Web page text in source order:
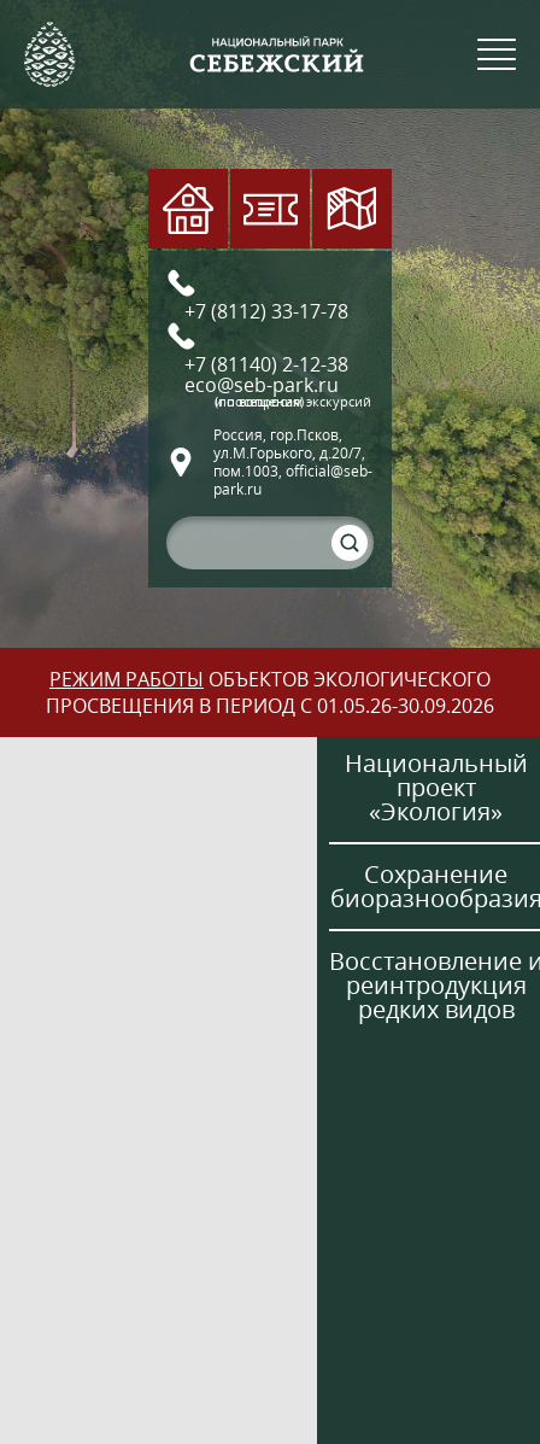
+7 (8112) 33-17-78
+7 (81140) 2-12-38
eco@seb-park.ru
(по вопросам экскурсий и посещения)
Россия, гор.Псков,
ул.М.Горького, д.20/7,
пом.1003, official@seb-
park.ru
РЕЖИМ РАБОТЫ ОБЪЕКТОВ ЭКОЛОГИЧЕСКОГО
ПРОСВЕЩЕНИЯ В ПЕРИОД С 01.05.26-30.09.2026
Национальный
проект
«Экология»
Сохранение
Восстановление
реинтродукция
редких видов